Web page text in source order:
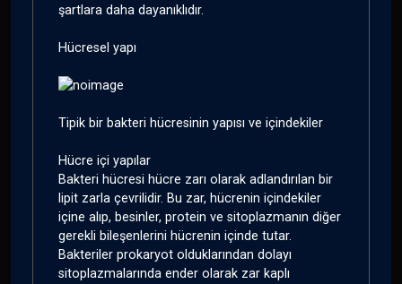
şartlara daha dayanıklıdır.
Hücresel yapı
Tipik bir bakteri hücresinin yapısı ve içindekiler
Hücre içi yapılar
Bakteri hücresi hücre zarı olarak adlandırılan bir
lipit zarla çevrilidir. Bu zar, hücrenin içindekiler
içine alıp, besinler, protein ve sitoplazmanın diğer
gerekli bileşenlerini hücrenin içinde tutar.
Bakteriler prokaryot olduklarından dolayı
sitoplazmalarında ender olarak zar kaplı